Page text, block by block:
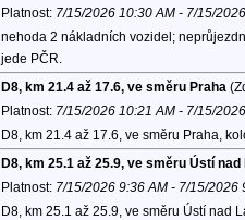
Platnost: 7/15/2026 10:30 AM - 7/15/
nehoda 2 nákladních vozidel;
jede PČR.
D8, km 21.4 až 17.6, ve směru Praha
Platnost: 7/15/2026 10:21 AM - 7/15/
D8, km 21.4 až 17.6, ve směru Praha,
D8, km 25.1 až 25.9, ve směru Ústí nad
Platnost: 7/15/2026 9:36 AM - 7/15/2026
D8, km 25.1 až 25.9, ve směru Ústí nad